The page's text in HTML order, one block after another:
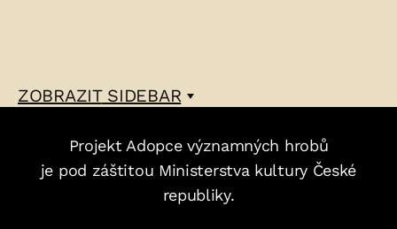
ZOBRAZITSIDEBAR
Projekt Adopce významných hrobů
je pod záštitou Ministerstva kultury České
republiky.